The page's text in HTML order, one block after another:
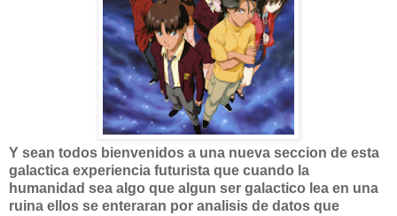
Y sean todos bienvenidos a una nueva seccion de esta
galactica experiencia futurista que cuando la
humanidad sea algo que algun ser galactico lea en una
ruina ellos se enteraran por analisis de datos que